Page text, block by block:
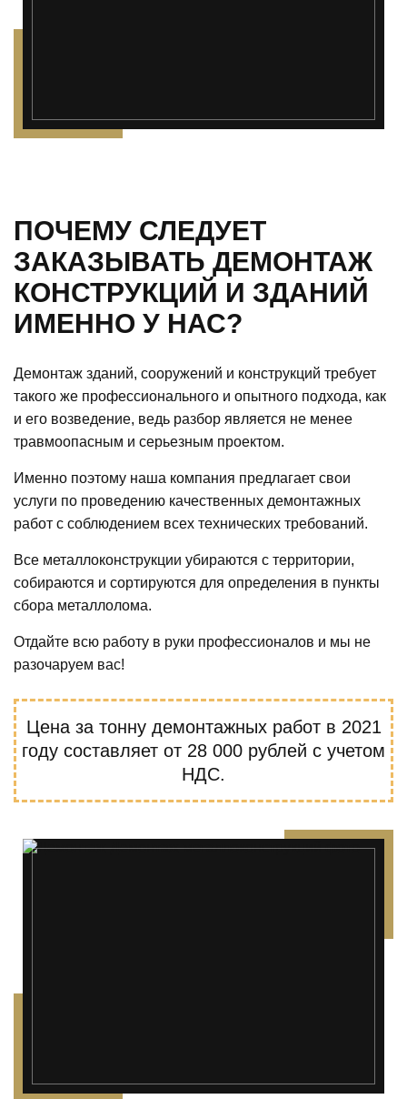
ПОЧЕМУ СЛЕДУЕТ
ЗАКАЗЫВАТЬ ДЕМОНТАЖ
КОНСТРУКЦИЙ И ЗДАНИЙ
ИМЕННО У НАС?
Демонтаж зданий, сооружений и конструкций требует
такого же профессионального и опытного подхода, как
и его возведение, ведь разбор является не менее
травмоопасным и серьезным проектом.
Именно поэтому наша компания предлагает свои
услуги по проведению качественных демонтажных
работ с соблюдением всех технических требований.
Все металлоконструкции убираются с территории,
собираются и сортируются для определения в пункты
сбора металлолома.
Отдайте всю работу в руки профессионалов и мы не
разочаруем вас!
Цена за тонну демонтажных работ в 2021
году составляет от 28 000 рублей с учетом
НДС.